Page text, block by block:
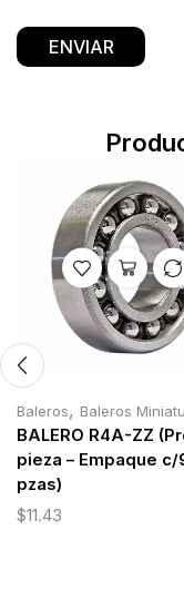
Baleros, Baleros
BALERO R4A-ZZ
pieza – Empaque c/
pzas)
$11.43